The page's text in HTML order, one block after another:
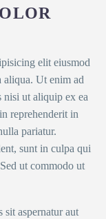
elit eiusmod
aliqua. Ut enim ad
ut aliquip ex ea
reprehenderit in
pariatur.
sunt in culpa qui
ut commodo ut
aspernatur aut